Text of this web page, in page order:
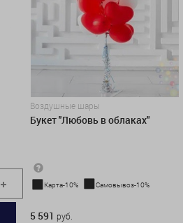
Воздушные шары
Букет ''Любовь в облаках"
Карта-10% Самовывоз-10%
5 591 руб.